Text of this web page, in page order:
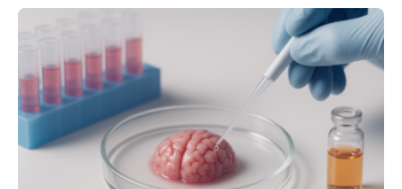
im Journal Circulation, warum der Energietransport bei
der Hypertrophen Kardiomyopathie (HCM) versagen
kann und wie sich durch eine Verringerung der
Herzbelastung und des oxidativen Stresses
Rhythmusstörungen reduzieren lassen. Würzburg. Die
hypertrophe Kardiomyopathie (HCM) ist die häufigste
erblich bedingte Herzerkrankung. Sie führt dazu, dass
sich die linke Herzkammer verdickt, der Herzmuskel zu